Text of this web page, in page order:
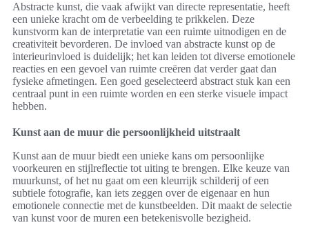
Abstracte kunst, die vaak afwijkt van directe representatie, heeft
een unieke kracht om de verbeelding te prikkelen. Deze
kunstvorm kan de interpretatie van een ruimte uitnodigen en de
creativiteit bevorderen. De invloed van abstracte kunst op de
interieurinvloed is duidelijk; het kan leiden tot diverse emotionele
reacties en een gevoel van ruimte creëren dat verder gaat dan
fysieke afmetingen. Een goed geselecteerd abstract stuk kan een
centraal punt in een ruimte worden en een sterke visuele impact
hebben.
Kunst aan de muur die persoonlijkheid uitstraalt
Kunst aan de muur biedt een unieke kans om persoonlijke
voorkeuren en stijlreflectie tot uiting te brengen. Elke keuze van
muurkunst, of het nu gaat om een kleurrijk schilderij of een
subtiele fotografie, kan iets zeggen over de eigenaar en hun
emotionele connectie met de kunstbeelden. Dit maakt de selectie
van kunst voor de muren een betekenisvolle bezigheid.